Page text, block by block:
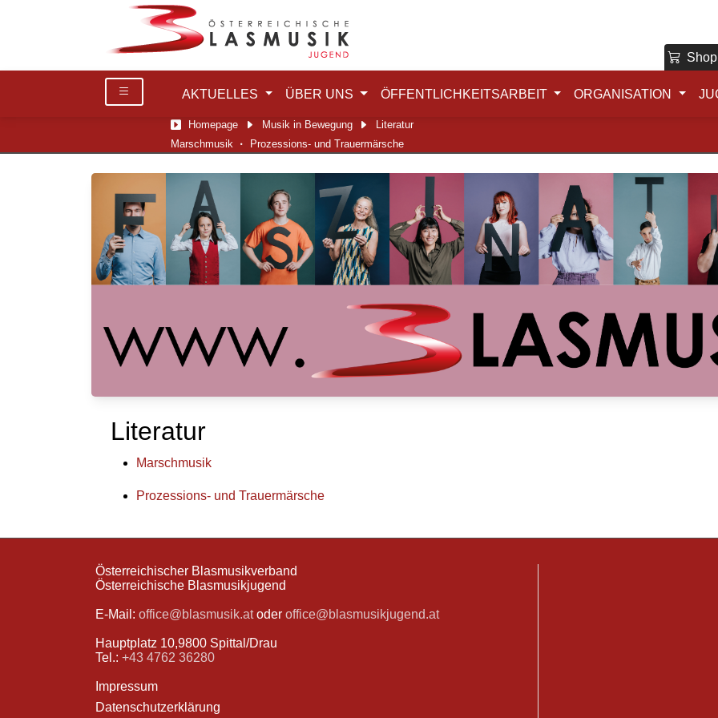
Shop
AKTUELLES ÜBER UNS ÖFFENTLICHKEITSARBEIT ORGANISATION
Homepage Musik in Bewegung
Literatur
Marschmusik
Prozessions- und Trauermärsche
Literatur
Marschmusik
Prozessions- und Trauermärsche
Österreichischer Blasmusikverband
Österreichische Blasmusikjugend
E-Mail: office@blasmusik.atoder office@blasmusikjugend.at
Hauptplatz 10,9800 Spittal/Drau
Tel.: +43 4762 36280
Impressum
Datenschutzerklärung